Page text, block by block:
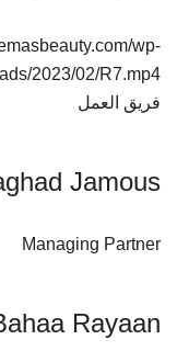
wp-
2023/02/R7.mp4
فريق العمل
Jamous
Managing Partner
Rayaan